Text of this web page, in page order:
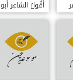
أَقُولُ الشاعر أبو
حامد الغزالي